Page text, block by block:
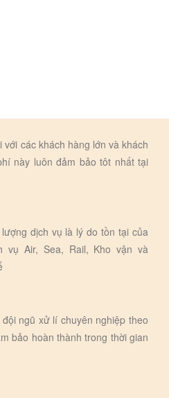
các khách hàng lớn và khách
này luôn đảm bảo tôt nhất tại
dịch vụ là lý do tồn tại của
vụ Air, Sea, Rail, Kho vận và
ngũ xử lí chuyên nghiệp theo
bảo hoàn thành trong thời gian